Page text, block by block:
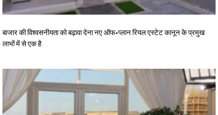
बाजार की विश्वसनीयता को बढ़ावा देना नए ऑफ-प्लान रियल एस्टेट कानून के प्रमुख
लाभों में से एक है